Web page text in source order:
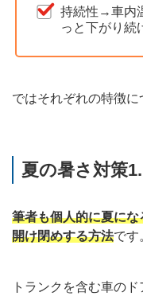
持続性→車内
っと下がり続
ではそれぞれの特徴に
夏の暑さ対策
筆者も個人的に夏に
開け閉めする方法です
トランクを含む車の